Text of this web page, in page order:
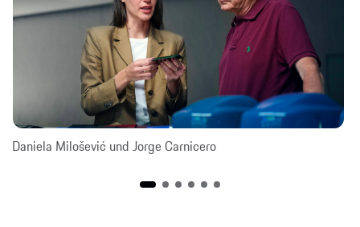
Daniela Milošević und Jorge Carnicero